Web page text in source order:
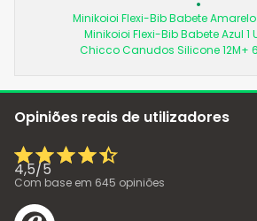
Minikoioi Flexi-Bib Babete
Minikoioi Flexi-Bib Babete Azul 1
Chicco Canudos Silicone 12M+
Opiniões reais de utilizadores
4,5/5
Com base em 645 opiniões